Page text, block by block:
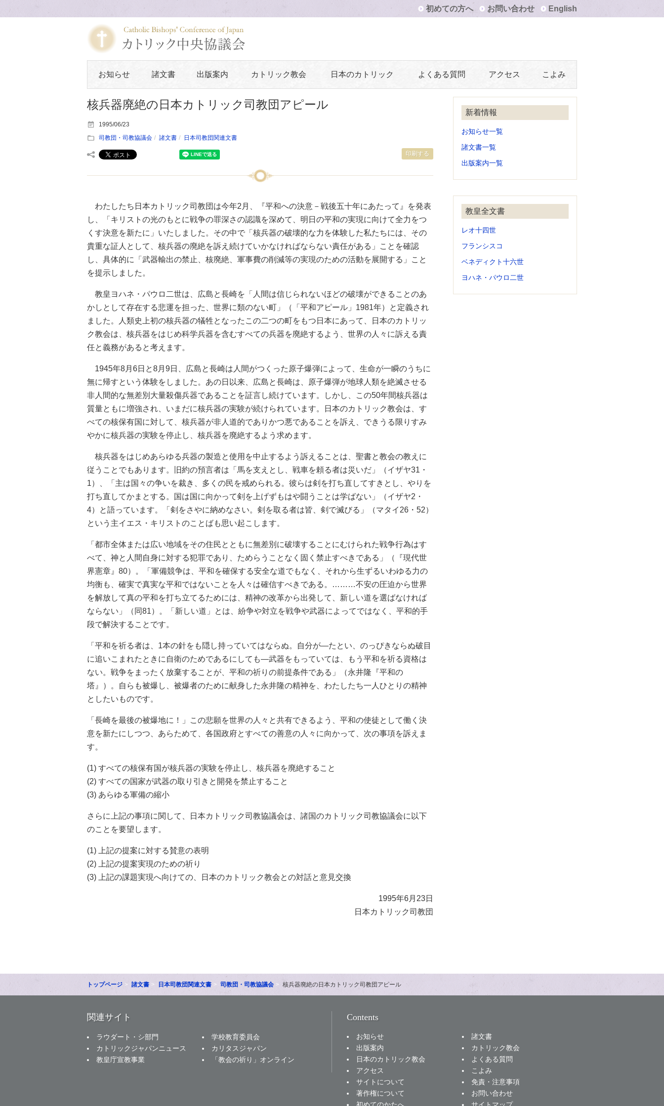
初めての方へ お問い合わせ English
お知らせ 諸文書 出版案内 カトリック教会 日本のカトリック よくある質問 アクセス こよみ
核兵器廃絶の日本カトリック司教団アピール
印刷する
1995/06/23
司教団・司教協議会
諸文書 日本司教団関連文書
わたしたち日本カトリック司教団は今年2月、『平和への決意－戦後五十年にあたって』を発表
し、「キリストの光のもとに戦争の罪深さの認識を深めて、明日の平和の実現に向けて全力をつ
くす決意を新たに」いたしました。その中で「核兵器の破壊的な力を体験した私たちには、その
貴重な証人として、核兵器の廃絶を訴え続けていかなければならない責任がある」ことを確認
し、具体的に「武器輸出の禁止、核廃絶、軍事費の削減等の実現のための活動を展開する」こと
を提示しました。
教皇ヨハネ・パウロ二世は、広島と長崎を「人間は信じられないほどの破壊ができることのあ
かしとして存在する悲運を担った、世界に類のない町」（「平和アピール」1981年）と定義され
ました。人類史上初の核兵器の犠牲となったこの二つの町をもつ日本にあって、日本のカトリッ
ク教会は、核兵器をはじめ科学兵器を含むすべての兵器を廃絶するよう、世界の人々に訴える責
任と義務があると考えます。
1945年8月6日と8月9日、広島と長崎は人間がつくった原子爆弾によって、生命が一瞬のうちに
無に帰すという体験をしました。あの日以来、広島と長崎は、原子爆弾が地球人類を絶滅させる
非人間的な無差別大量殺傷兵器であることを証言し続けています。しかし、この50年間核兵器は
質量ともに増強され、いまだに核兵器の実験が続けられています。日本のカトリック教会は、す
べての核保有国に対して、核兵器が非人道的でありかつ悪であることを訴え、できうる限りすみ
やかに核兵器の実験を停止し、核兵器を廃絶するよう求めます。
核兵器をはじめあらゆる兵器の製造と使用を中止するよう訴えることは、聖書と教会の教えに
従うことでもあります。旧約の預言者は「馬を支えとし、戦車を頼る者は災いだ」（イザヤ31・
1）、「主は国々の争いを裁き、多くの民を戒められる。彼らは剣を打ち直してすきとし、やりを
打ち直してかまとする。国は国に向かって剣を上げずもはや闘うことは学ばない」（イザヤ2・
4）と語っています。「剣をさやに納めなさい。剣を取る者は皆、剣で滅びる」（マタイ26・52）
という主イエス・キリストのことばも思い起こします。
「都市全体または広い地域をその住民とともに無差別に破壊することにむけられた戦争行為はす
べて、神と人間自身に対する犯罪であり、ためらうことなく固く禁止すべきである」（『現代世
界憲章』80）。「軍備競争は、平和を確保する安全な道でもなく、それから生ずるいわゆる力の
均衡も、確実で真実な平和ではないことを人々は確信すべきである。………不安の圧迫から世界
を解放して真の平和を打ち立てるためには、精神の改革から出発して、新しい道を選ばなければ
ならない」（同81）。「新しい道」とは、紛争や対立を戦争や武器によってではなく、平和的手
段で解決することです。
「平和を祈る者は、1本の針をも隠し持っていてはならぬ。自分が―たとい、のっぴきならぬ破目
に追いこまれたときに自衛のためであるにしても―武器をもっていては、もう平和を祈る資格は
ない。戦争をまったく放棄することが、平和の祈りの前提条件である」（永井隆『平和の
塔』）。自らも被爆し、被爆者のために献身した永井隆の精神を、わたしたち一人ひとりの精神
としたいものです。
「長崎を最後の被爆地に！」この悲願を世界の人々と共有できるよう、平和の使徒として働く決
意を新たにしつつ、あらためて、各国政府とすべての善意の人々に向かって、次の事項を訴えま
す。
(1) すべての核保有国が核兵器の実験を停止し、核兵器を廃絶すること
(2) すべての国家が武器の取り引きと開発を禁止すること
(3) あらゆる軍備の縮小
さらに上記の事項に関して、日本カトリック司教協議会は、諸国のカトリック司教協議会に以下
のことを要望します。
(1) 上記の提案に対する賛意の表明
(2) 上記の提案実現のための祈り
(3) 上記の課題実現へ向けての、日本のカトリック教会との対話と意見交換
1995年6月23日
日本カトリック司教団
新着情報
お知らせ一覧
諸文書一覧
出版案内一覧
教皇全文書
レオ十四世
フランシスコ
ベネディクト十六世
ヨハネ・パウロ二世
トップページ 諸文書 日本司教団関連文書 司教団・司教協議会 核兵器廃絶の日本カトリック司教団アピール
関連サイト
ラウダート・シ部門
学校教育委員会
カトリックジャパンニュース
カリタスジャパン
教皇庁宣教事業
「教会の祈り」オンライン
Contents
お知らせ
諸文書
出版案内
カトリック教会
日本のカトリック教会
よくある質問
アクセス
こよみ
サイトについて
免責・注意事項
著作権について
お問い合わせ
初めてのかたへ
サイトマップ